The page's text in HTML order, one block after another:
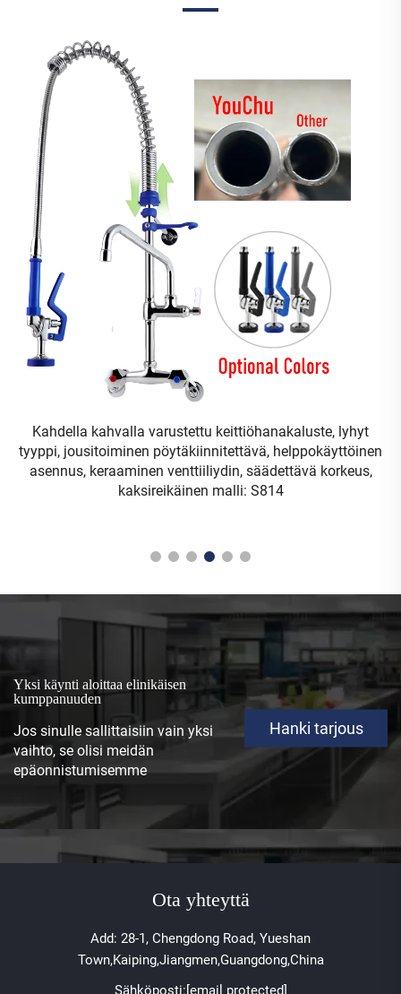
Kahdella kahvalla varustettu keittiöhanakaluste, lyhyt
tyyppi, jousitoiminen pöytäkiinnitettävä, helppokäyttöinen
asennus, keraaminen venttiiliydin, säädettävä korkeus,
kaksireikäinen malli: S814
Yksi käynti aloittaa elinikäisen
kumppanuuden
Jos sinulle sallittaisiin vain yksi
vaihto, se olisi meidän
epäonnistumisemme
Hanki tarjous
Ota yhteyttä
Add: 28-1, Chengdong Road, Yueshan
Town,Kaiping,Jiangmen,Guangdong,China
Sähköposti:[email protected]